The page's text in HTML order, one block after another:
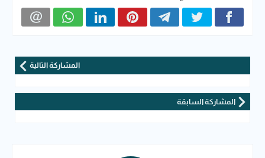
المشاركة التالية
المشاركة السابقة